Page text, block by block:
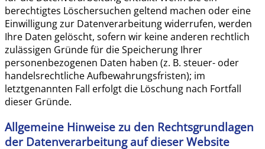
berechtigtes Löschersuchen geltend machen oder eine
Einwilligung zur Datenverarbeitung widerrufen, werden
Ihre Daten gelöscht, sofern wir keine anderen rechtlich
zulässigen Gründe für die Speicherung Ihrer
personenbezogenen Daten haben (z. B. steuer- oder
handelsrechtliche Aufbewahrungsfristen); im
letztgenannten Fall erfolgt die Löschung nach Fortfall
dieser Gründe.
Allgemeine Hinweise zu den Rechtsgrundlagen
der Datenverarbeitung auf dieser Website